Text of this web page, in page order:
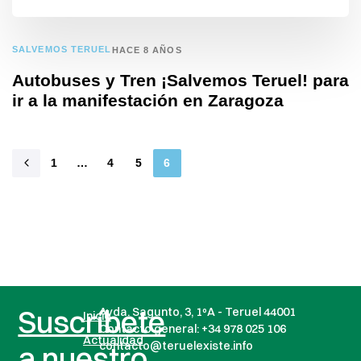
SALVEMOS TERUEL HACE 8 AÑOS
Autobuses y Tren ¡Salvemos Teruel! para
ir a la manifestación en Zaragoza
1 … 4 5 6
Suscríbete
Inicio
Actualidad
Avda. Sagunto, 3, 1ºA - Teruel 44001
Contacto general: +34 978 025 106
contacto@teruelexiste.info